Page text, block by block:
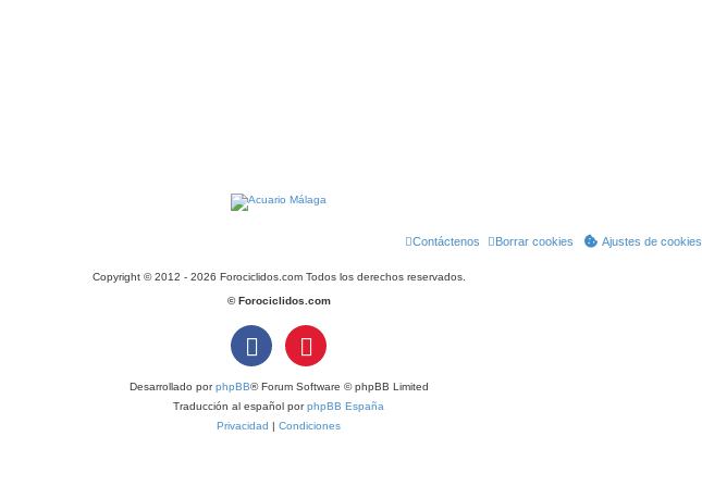
Ajustes de cookies
Borrar cookies
Contáctenos
Copyright © 2012 - 2026 Forociclidos.com Todos los derechos reservados.
© Forociclidos.com
Desarrollado porphpBB® Forum Software © phpBB Limited
Traducción al español porphpBB España
Privacidad | Condiciones